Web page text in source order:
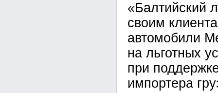
«Балтийский
своим
автомобили
на льготных
при
импортера